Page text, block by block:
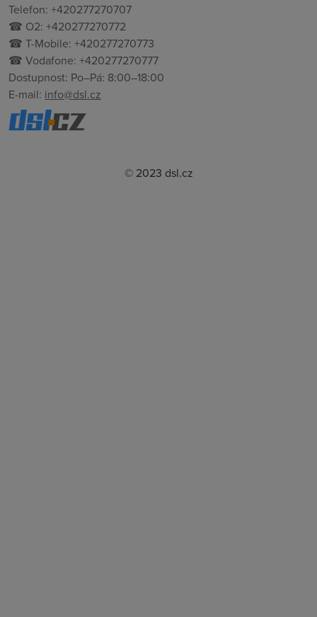
Telefon: +420277270707
☎ O2: +420277270772
☎ T-Mobile: +420277270773
☎ Vodafone: +420277270777
Dostupnost: Po–Pá: 8:00–18:00
E-mail: info@dsl.cz
© 2023 dsl.cz